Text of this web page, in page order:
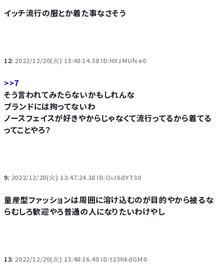
イッチ流行の服とか着た事なさそう
12: 2022/12/20(火) 13:48:14.38 ID:HXzMUfce0
>>7
そう言われてみたらないかもしれんな
ブランドには拘ってないわ
ノースフェイスが好きやからじゃなくて流行ってるから着てる
ってことやろ？
9: 2022/12/20(火) 13:47:24.38 ID:OiJ6dYT30
量産型ファッションは周囲に溶け込むのが目的やから被るな
らむしろ歓迎やろ普通の人になりたいわけやし
13: 2022/12/20(火) 13:48:16.40 ID:t23hkdGM0